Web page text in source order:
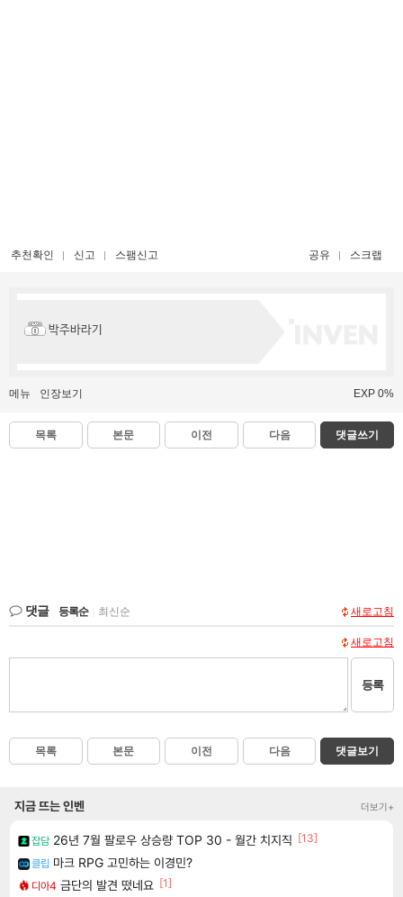
추천확인 신고 스팸신고 공유 스크랩
박주바라기
메뉴 인장보기 EXP 0%
목록 본문 이전 다음 댓글쓰기
댓글 등록순 최신순 새로고침
새로고침
등록
목록 본문 이전 다음 댓글보기
지금 뜨는 인벤 더보기+
잡담 26년 7월 팔로우 상승량 TOP 30 - 월간 치지직 [13]
클립 마크 RPG 고민하는 이경민?
디아4 금단의 발견 떴네요 [1]